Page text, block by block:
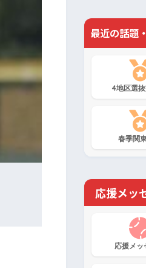
最近の話題
4地区選
春季関
応援メッ
応援メッ